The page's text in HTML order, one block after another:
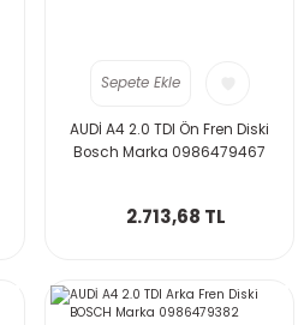
Sepete Ekle
AUDİ A4 2.0 TDI Ön Fren Diski
Bosch Marka 0986479467
2.713,68 TL